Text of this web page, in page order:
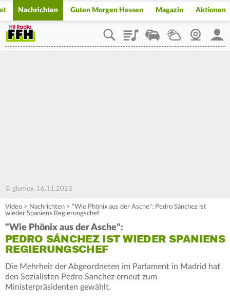
Nachrichten Guten Morgen Hessen Magazin Aktionen
PlaylistStaupilotWetterWebcam
© glomex, 16.11.2023
Video > Nachrichten > "Wie Phönix aus der Asche": Pedro Sánchez ist
wieder Spaniens Regierungschef
"Wie Phönix aus der Asche":
PEDRO SÁNCHEZ IST WIEDER SPANIENS
REGIERUNGSCHEF
Die Mehrheit der Abgeordneten im Parlament in Madrid hat
den Sozialisten Pedro Sanchez erneut zum
Ministerpräsidenten gewählt.